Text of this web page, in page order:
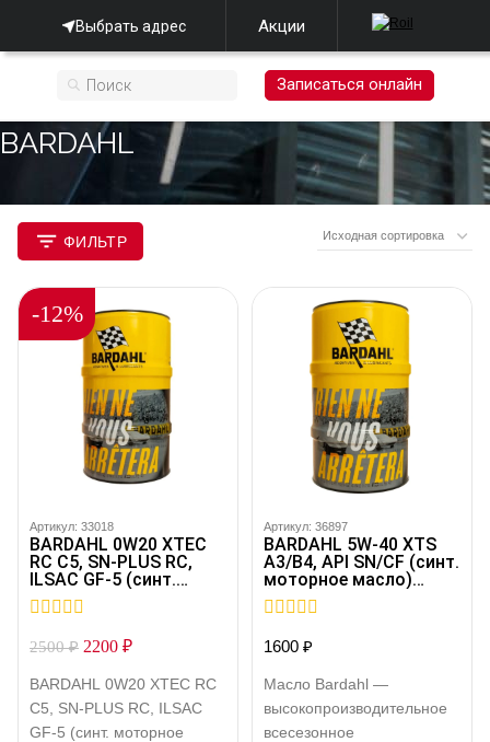
Выбрать адрес Акции
Записаться онлайн
BARDAHL
ФИЛЬТР
-12%
Артикул: 33018
BARDAHL 0W20 XTEC
RC C5, SN-PLUS RC,
ILSAC GF-5 (синт.
моторное масло)
(1/20) Розлив 33018
out
5
2500₽ 2200 ₽
BARDAHL 0W20 XTEC RC
C5, SN-PLUS RC, ILSAC
GF-5 (синт. моторное
Артикул: 36897
BARDAHL 5W-40 XTS
A3/B4, API SN/CF (синт.
моторное масло)
(1/205) Розлив 36897
out
5
1600 ₽
Масло Bardahl —
высокопроизводительное
всесезонное